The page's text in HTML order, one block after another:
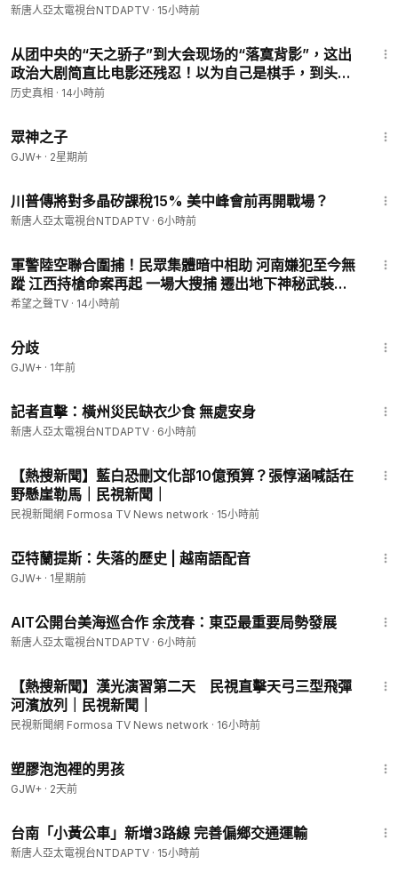
新唐人亞太電視台NTDAPTV · 15小時前
从团中央的“天之骄子”到大会现场的“落寞背影”，这出
政治大剧简直比电影还残忍！以为自己是棋手，到头来
全成了体制的祭品。威权的冷酷，从来不讲情面！🍿❄️#
历史真相 · 14小時前
眾神之子
GJW+ · 2星期前
川普傳將對多晶矽課稅15% 美中峰會前再開戰場？
新唐人亞太電視台NTDAPTV · 6小時前
軍警陸空聯合圍捕！民眾集體暗中相助 河南嫌犯至今無
蹤 江西持槍命案再起 一場大搜捕 遷出地下神秘武裝？
【全球視野】
希望之聲TV · 14小時前
分歧
GJW+ · 1年前
記者直擊：橫州災民缺衣少食 無處安身
新唐人亞太電視台NTDAPTV · 6小時前
【熱搜新聞】藍白恐刪文化部10億預算？張惇涵喊話在
野懸崖勒馬｜民視新聞｜
民視新聞網 Formosa TV News network · 15小時前
亞特蘭提斯：失落的歷史 | 越南語配音
GJW+ · 1星期前
AIT公開台美海巡合作 余茂春：東亞最重要局勢發展
新唐人亞太電視台NTDAPTV · 6小時前
【熱搜新聞】漢光演習第二天 民視直擊天弓三型飛彈
河濱放列｜民視新聞｜
民視新聞網 Formosa TV News network · 16小時前
塑膠泡泡裡的男孩
GJW+ · 2天前
台南「小黃公車」新增3路線 完善偏鄉交通運輸
新唐人亞太電視台NTDAPTV · 15小時前